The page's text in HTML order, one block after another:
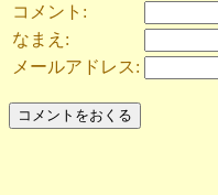
コメント:
なまえ:
メールアドレス: